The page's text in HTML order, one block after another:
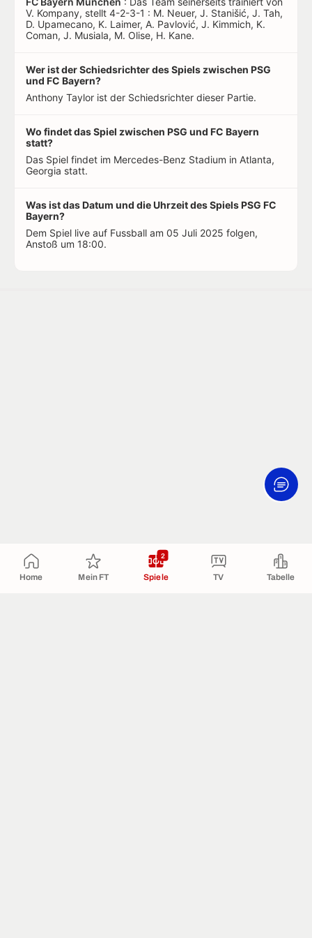
Home Mein FT Spiele
2
TV Tabelle
V. Kompany, stellt 4-2-3-1 : M. Neuer, J. Stanišić, J. Tah,
D. Upamecano, K. Laimer, A. Pavlović, J. Kimmich, K.
Coman, J. Musiala, M. Olise, H. Kane.
Wer ist der Schiedsrichter des Spiels zwischen PSG
und FC Bayern?
Anthony Taylor ist der Schiedsrichter dieser Partie.
Wo findet das Spiel zwischen PSG und FC Bayern
statt?
Das Spiel findet im Mercedes-Benz Stadium in Atlanta,
Georgia statt.
Was ist das Datum und die Uhrzeit des Spiels PSG FC
Bayern?
Dem Spiel live auf Fussball am 05 Juli 2025 folgen,
Anstoß um 18:00.